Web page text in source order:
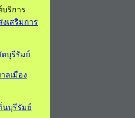
บริการ
เสริมการ
ดบุรีรัมย์
ลเมือง
นบุรีรัมย์